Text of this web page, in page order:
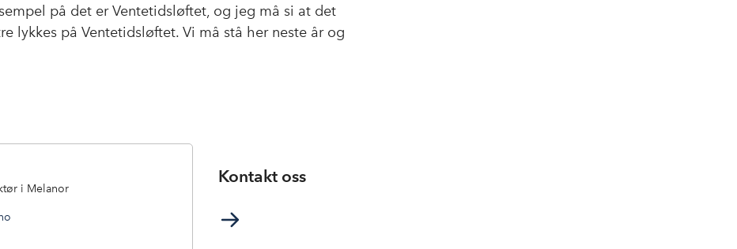
på det er Ventetidsløftet, og jeg må si at det
lykkes på Ventetidsløftet. Vi må stå her neste år og
i Melanor
Kontakt oss